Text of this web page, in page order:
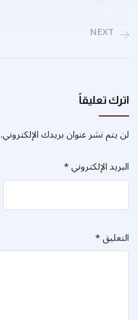
NEXT
اترك تعليقاً
لن يتم نشر عنوان بريدك الإلكتروني.
البريد الإلكتروني*
التعليق*